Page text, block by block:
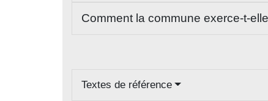
Comment la commune exerce-t-
Textes de référence